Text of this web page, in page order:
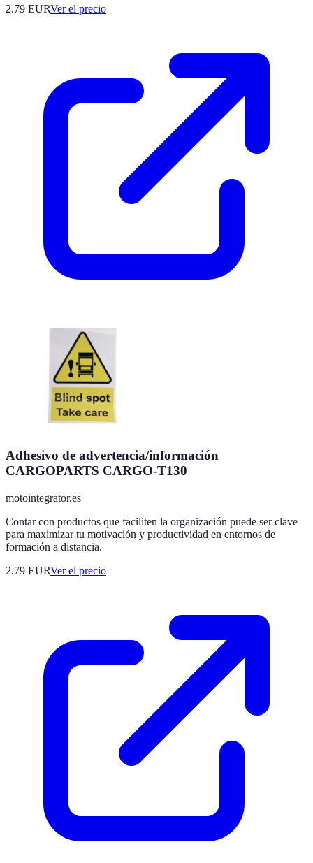
2.79 EURVer el precio
Adhesivo de advertencia/información
CARGOPARTS CARGO-T130
motointegrator.es
Contar con productos que faciliten la organización puede ser clave
para maximizar tu motivación y productividad en entornos de
formación a distancia.
2.79 EURVer el precio